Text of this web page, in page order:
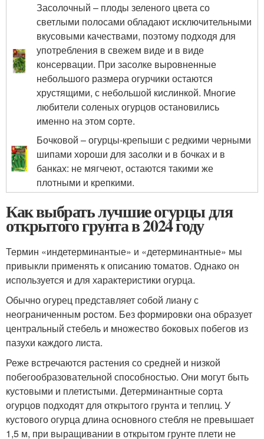
Засолочный – плоды зеленого цвета со
светлыми полосами обладают исключительными
вкусовыми качествами, поэтому подходя для
употребления в свежем виде и в виде
консервации. При засолке выровненные
небольшого размера огурчики остаются
хрустящими, с небольшой кислинкой. Многие
любители соленых огурцов остановились
именно на этом сорте.
Бочковой – огурцы-крепыши с редкими черными
шипами хороши для засолки и в бочках и в
банках: не мягчеют, остаются такими же
плотными и крепкими.
Как выбрать лучшие огурцы для
открытого грунта в 2024 году
Термин «индетерминантые» и «детерминантные» мы
привыкли применять к описанию томатов. Однако он
используется и для характеристики огурца.
Обычно огурец представляет собой лиану с
неограниченным ростом. Без формировки она образует
центральный стебель и множество боковых побегов из
пазухи каждого листа.
Реже встречаются растения со средней и низкой
побегообразовательной способностью. Они могут быть
кустовыми и плетистыми. Детерминантные сорта
огурцов подходят для открытого грунта и теплиц. У
кустового огурца длина основного стебля не превышает
1,5 м, при выращивании в открытом грунте плети не